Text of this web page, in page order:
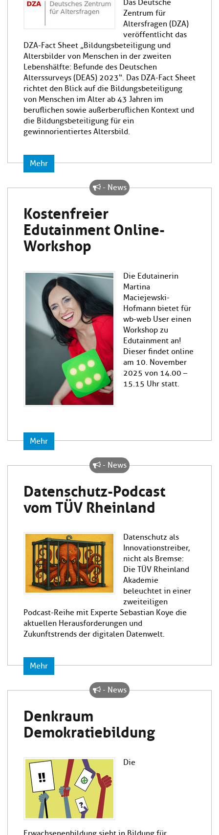
Das Deutsche
Zentrum für
Altersfragen (DZA)
veröffentlicht das
DZA-Fact Sheet „Bildungsbeteiligung und
Altersbilder von Menschen in der zweiten
Lebenshälfte: Befunde des Deutschen
Alterssurveys (DEAS) 2023“. Das DZA-Fact Sheet
richtet den Blick auf die Bildungsbeteiligung
von Menschen im Alter ab 43 Jahren im
beruflichen sowie außerberuflichen Kontext und
die Bildungsbeteiligung für ein
gewinnorientiertes Altersbild.
Mehr
Kostenfreier
Edutainment Online-
Workshop
- News
Die Edutainerin
Martina
Maciejewski-
Hofmann bietet für
wb-web User einen
Workshop zu
Edutainment an!
Dieser findet online
am 10. November
2025 von 14.00 –
15.15 Uhr statt.
Mehr
Datenschutz-Podcast
vom TÜV Rheinland
- News
Datenschutz als
Innovationstreiber,
nicht als Bremse:
Die TÜV Rheinland
Akademie
beleuchtet in einer
zweiteiligen
Podcast-Reihe mit Experte Sebastian Koye die
aktuellen Herausforderungen und
Zukunftstrends der digitalen Datenwelt.
Mehr
Denkraum
Demokratiebildung
- News
Die